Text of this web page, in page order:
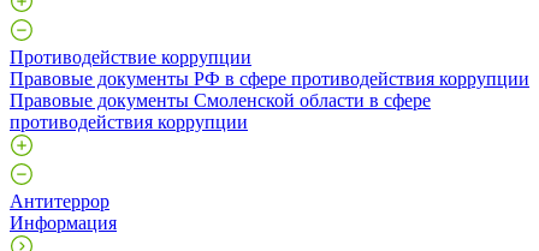
Противодействие коррупции
Правовые документы РФ в сфере противодействия коррупции
Правовые документы Смоленской области в сфере
противодействия коррупции
Антитеррор
Информация